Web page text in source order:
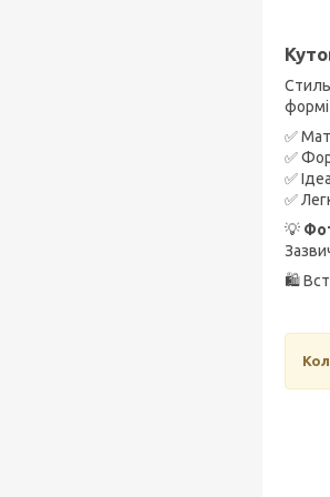
формі
✅
✅
✅
✅
💡
🛍️